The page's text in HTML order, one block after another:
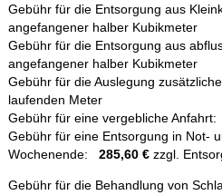
Gebühr für die Entsorgung aus
angefangener halber Kubikmeter
Gebühr für die Entsorgung aus
angefangener halber Kubikmeter
Gebühr für die Auslegung
laufenden Meter
Gebühr für eine
Gebühr für eine Entsorgung in Not-
Wochenende: 285,60 €zzgl.
Gebühr für die Behandlung von